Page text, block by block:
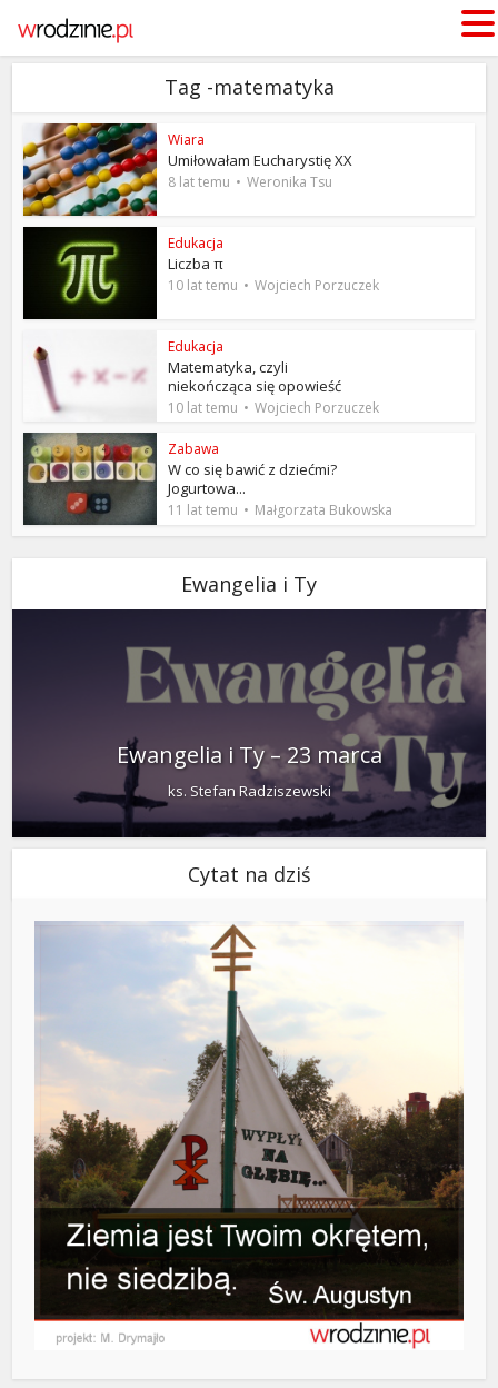
Tag -matematyka
Wiara
Umiłowałam Eucharystię XX
8 lat temu Weronika Tsu
Edukacja
Liczba π
10 lat temu Wojciech Porzuczek
Edukacja
Matematyka, czyli
niekończąca się opowieść
10 lat temu Wojciech Porzuczek
Zabawa
W co się bawić z dziećmi?
Jogurtowa...
11 lat temu Małgorzata Bukowska
Ewangelia i Ty
Ewangelia i Ty – 23 marca
ks. Stefan Radziszewski
Cytat na dziś